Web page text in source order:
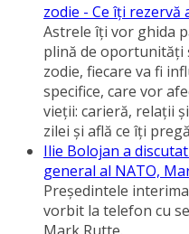
zodie - Ce îţi rezervă
Astrele îţi vor ghida
plină de oportunităţi
zodie, fiecare va fi
specifice, care vor
vieţii: carieră, relaţii
zilei şi află ce îţi
Ilie Bolojan a
general al NATO,
Preşedintele
vorbit la telefon cu